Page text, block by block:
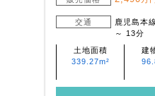
交通
鹿児島本
～ 13分
土地面積
339.27m²
建